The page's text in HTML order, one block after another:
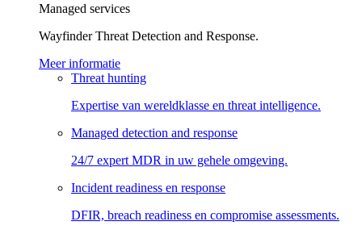
Managed services
Wayfinder Threat Detection and Response.
Meer informatie
Threat hunting
Expertise van wereldklasse en threat intelligence.
Managed detection and response
24/7 expert MDR in uw gehele omgeving.
Incident readiness en response
DFIR, breach readiness en compromise assessments.